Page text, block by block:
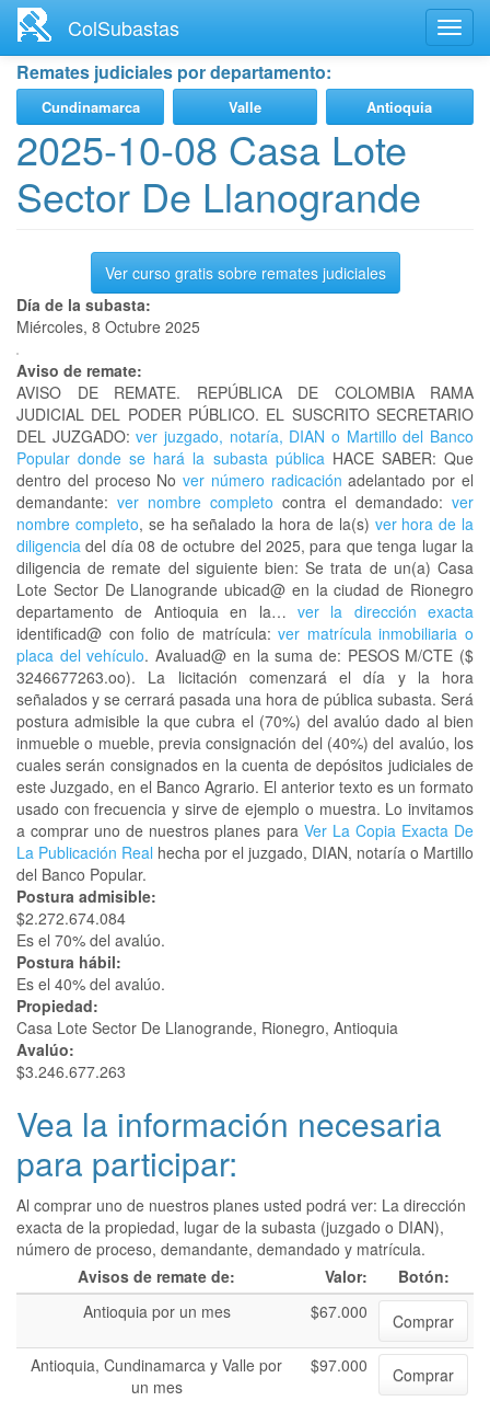
contenido
principal
ColSubastas
Remates judiciales por departamento:
Cundinamarca Valle Antioquia
2025-10-08 Casa Lote
Sector De Llanogrande
Ver curso gratis sobre remates judiciales
Día de la subasta:
Miércoles, 8 Octubre 2025
Aviso de remate:
AVISO DE REMATE. REPÚBLICA DE COLOMBIA RAMA
JUDICIAL DEL PODER PÚBLICO. EL SUSCRITO SECRETARIO
DEL JUZGADO: ver juzgado, notaría, DIAN o Martillo del Banco
Popular donde se hará la subasta públicaHACE SABER: Que
dentro del proceso Nover número radicación adelantado por el
demandante: ver nombre completo contra el demandado: ver
nombre completo, se ha señalado la hora de la(s) ver hora de la
diligencia del día 08 de octubre del 2025, para que tenga lugar la
diligencia de remate del siguiente bien: Se trata de un(a) Casa
Lote Sector De Llanogrande ubicad@ en la ciudad de Rionegro
departamento de Antioquia en la… ver la dirección exacta
identificad@ con folio de matrícula:ver matrícula inmobiliaria o
placa del vehículo. Avaluad@ en la suma de: PESOS M/CTE ($
3246677263.oo). La licitación comenzará el día y la hora
señalados y se cerrará pasada una hora de pública subasta. Será
postura admisible la que cubra el (70%) del avalúo dado al bien
inmueble o mueble, previa consignación del (40%) del avalúo, los
cuales serán consignados en la cuenta de depósitos judiciales de
este Juzgado, en el Banco Agrario. El anterior texto es un formato
usado con frecuencia y sirve de ejemplo o muestra. Lo invitamos
a comprar uno de nuestros planes para Ver La Copia Exacta De
La Publicación Real hecha por el juzgado, DIAN, notaría o Martillo
del Banco Popular.
Postura admisible:
$2.272.674.084
Es el 70% del avalúo.
Postura hábil:
Es el 40% del avalúo.
Propiedad:
Casa Lote Sector De Llanogrande, Rionegro, Antioquia
Avalúo:
$3.246.677.263
Vea la información necesaria
para participar:
Al comprar uno de nuestros planes usted podrá ver: La dirección
exacta de la propiedad, lugar de la subasta (juzgado o DIAN),
número de proceso, demandante, demandado y matrícula.
Avisos de remate de:
Valor:
Botón:
Antioquia por un mes
$67.000
Comprar
Antioquia, Cundinamarca y Valle por
un mes
$97.000 Comprar